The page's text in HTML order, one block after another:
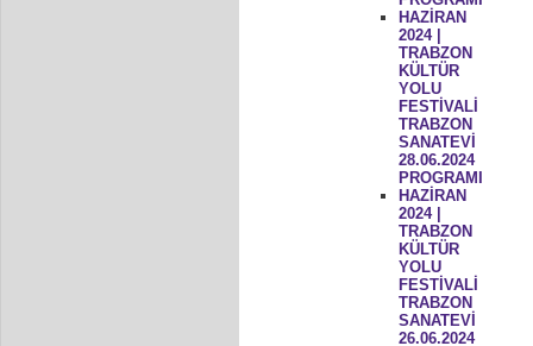
HAZİRAN
2024 |
TRABZON
KÜLTÜR
YOLU
FESTİVALİ
TRABZON
SANATEVİ
28.06.2024
PROGRAMI
HAZİRAN
2024 |
TRABZON
KÜLTÜR
YOLU
FESTİVALİ
TRABZON
SANATEVİ
26.06.2024